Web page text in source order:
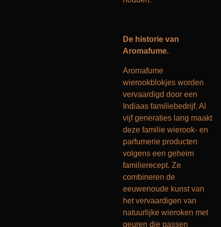
De historie van
Aromafume.
Aromafume
wierookblokjes worden
vervaardigd door een
Indiaas familiebedrijf. Al
vijf generaties lang maakt
deze familie wierook- en
parfumerie producten
volgens een geheim
familierecept. Ze
combineren de
eeuwenoude kunst van
het vervaardigen van
natuurlijke wieroken met
geuren die passen